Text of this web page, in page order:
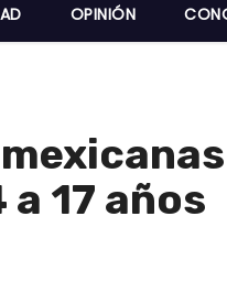
OPINIÓN
17 años